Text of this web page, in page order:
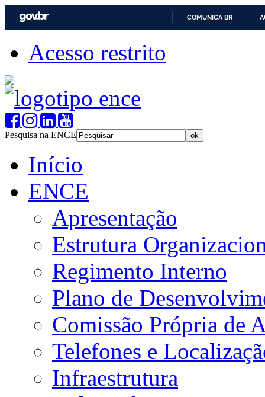
COMUNICA BR
Acesso restrito
Pesquisa na ENCE
Início
ENCE
Apresentação
Estrutura
Regimento Interno
Plano de
Comissão Própria de
Telefones e
Infraestrutura